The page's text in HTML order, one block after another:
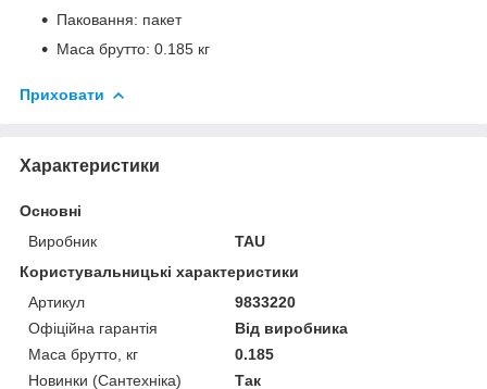
Паковання: пакет
Маса брутто: 0.185 кг
Приховати
Характеристики
Основні
Виробник
TAU
Користувальницькі характеристики
Артикул
9833220
Офіційна гарантія
Від виробника
Маса брутто, кг
0.185
Новинки (Сантехніка)
Так